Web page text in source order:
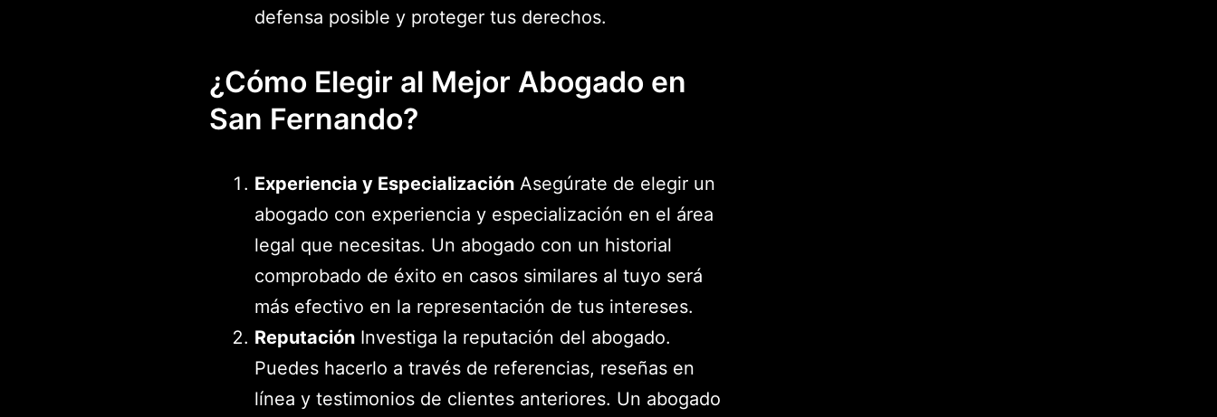
defensa posible y proteger tus derechos.
¿Cómo Elegir al Mejor Abogado en
San Fernando?
Experiencia y EspecializaciónAsegúrate de elegir un
abogado con experiencia y especialización en el área
legal que necesitas. Un abogado con un historial
comprobado de éxito en casos similares al tuyo será
más efectivo en la representación de tus intereses.
ReputaciónInvestiga la reputación del abogado.
Puedes hacerlo a través de referencias, reseñas en
línea y testimonios de clientes anteriores. Un abogado